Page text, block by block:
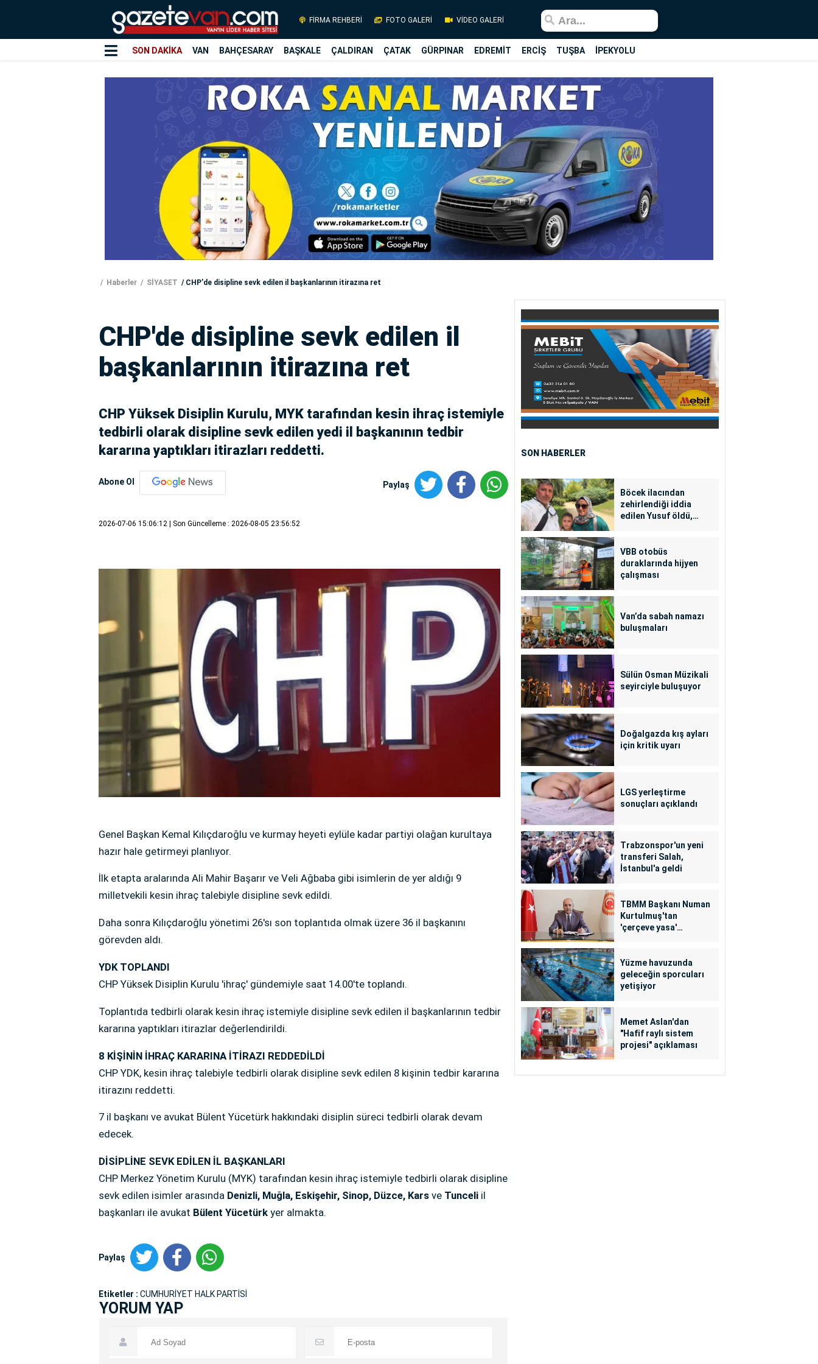
FİRMA REHBERİ FOTO GALERİ VİDEO GALERİ
SON DAKİKA VAN BAHÇESARAY BAŞKALE ÇALDIRAN ÇATAK GÜRPINAR EDREMİT ERCİŞ TUŞBA İPEKYOLU
Haberler SİYASET CHP'de disipline sevk edilen il başkanlarının itirazına ret
CHP'de disipline sevk edilen il
başkanlarının itirazına ret
CHP Yüksek Disiplin Kurulu, MYK tarafından kesin ihraç istemiyle
tedbirli olarak disipline sevk edilen yedi il başkanının tedbir
kararına yaptıkları itirazları reddetti.
Abone Ol Paylaş
2026-07-06 15:06:12 | Son Güncelleme : 2026-08-05 23:56:52
Genel Başkan Kemal Kılıçdaroğlu ve kurmay heyeti eylüle kadar partiyi olağan kurultaya
hazır hale getirmeyi planlıyor.
İlk etapta aralarında Ali Mahir Başarır ve Veli Ağbaba gibi isimlerin de yer aldığı 9
milletvekili kesin ihraç talebiyle disipline sevk edildi.
Daha sonra Kılıçdaroğlu yönetimi 26'sı son toplantıda olmak üzere 36 il başkanını
görevden aldı.
YDK TOPLANDI
CHP Yüksek Disiplin Kurulu 'ihraç' gündemiyle saat 14.00'te toplandı.
Toplantıda tedbirli olarak kesin ihraç istemiyle disipline sevk edilen il başkanlarının tedbir
kararına yaptıkları itirazlar değerlendirildi.
8 KİŞİNİN İHRAÇ KARARINA İTİRAZI REDDEDİLDİ
CHP YDK, kesin ihraç talebiyle tedbirli olarak disipline sevk edilen 8 kişinin tedbir kararına
itirazını reddetti.
7 il başkanı ve avukat Bülent Yücetürk hakkındaki disiplin süreci tedbirli olarak devam
edecek.
DİSİPLİNE SEVK EDİLEN İL BAŞKANLARI
CHP Merkez Yönetim Kurulu (MYK) tarafından kesin ihraç istemiyle tedbirli olarak disipline
sevk edilen isimler arasında Denizli, Muğla, Eskişehir, Sinop, Düzce, Kars ve Tunceli il
başkanları ile avukat Bülent Yücetürk yer almakta.
Paylaş
Etiketler : CUMHURİYET HALK PARTİSİ
YORUM YAP
SON HABERLER
Böcek ilacından
zehirlendiği iddia
edilen Yusuf öldü,
VBB otobüs
duraklarında hijyen
çalışması
Van’da sabah namazı
buluşmaları
Sülün Osman Müzikali
seyirciyle buluşuyor
Doğalgazda kış ayları
için kritik uyarı
LGS yerleştirme
sonuçları açıklandı
Trabzonspor'un yeni
transferi Salah,
İstanbul'a geldi
TBMM Başkanı Numan
Kurtulmuş'tan
'çerçeve yasa'
Yüzme havuzunda
geleceğin sporcuları
yetişiyor
Memet Aslan'dan
"Hafif raylı sistem
projesi" açıklaması